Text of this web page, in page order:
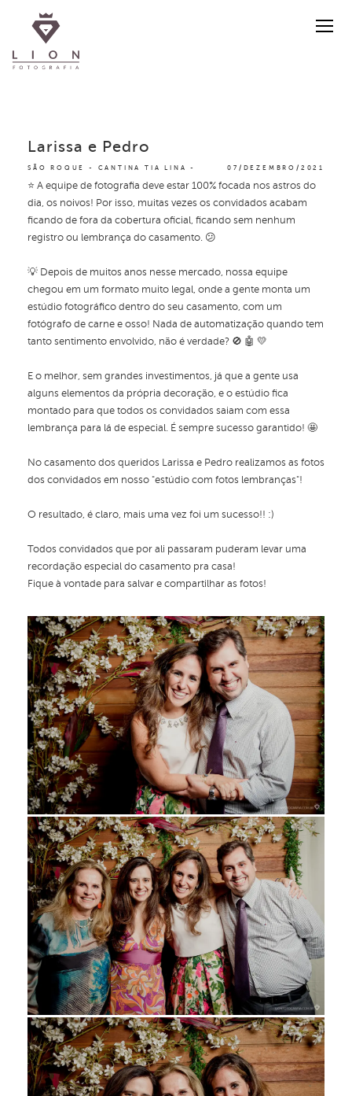
SÃO ROQUE - CANTINA TIA LINA 07/DEZEMBRO/2021
Larissa e Pedro
⭐ A equipe de fotografia deve estar 100% focada nos astros do
dia, os noivos! Por isso, muitas vezes os convidados acabam
ficando de fora da cobertura oficial, ficando sem nenhum
registro ou lembrança do casamento. 😕
💡 Depois de muitos anos nesse mercado, nossa equipe
chegou em um formato muito legal, onde a gente monta um
estúdio fotográfico dentro do seu casamento, com um
fotógrafo de carne e osso! Nada de automatização quando tem
tanto sentimento envolvido, não é verdade? 🚫 🤖 💛
E o melhor, sem grandes investimentos, já que a gente usa
alguns elementos da própria decoração, e o estúdio fica
montado para que todos os convidados saiam com essa
lembrança para lá de especial. É sempre sucesso garantido! 🤩
No casamento dos queridos Larissa e Pedro realizamos as fotos
dos convidados em nosso "estúdio com fotos lembranças"!
O resultado, é claro, mais uma vez foi um sucesso!! :)
Todos convidados que por ali passaram puderam levar uma
recordação especial do casamento pra casa!
Fique à vontade para salvar e compartilhar as fotos!